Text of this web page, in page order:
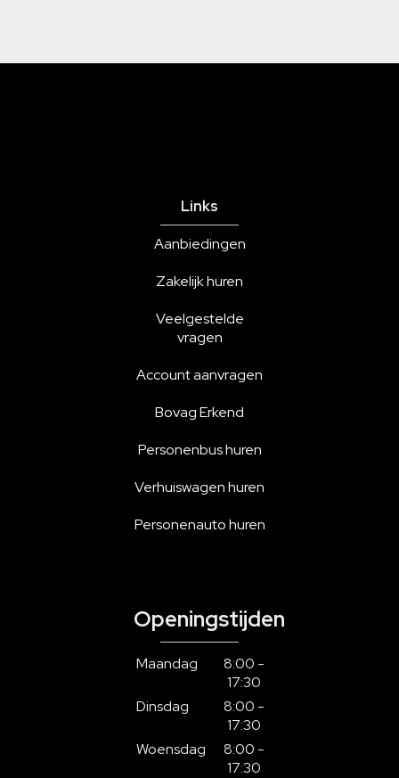
Links
Aanbiedingen
Zakelijk huren
Veelgestelde
vragen
Account aanvragen
Bovag Erkend
Personenbus huren
Verhuiswagen huren
Personenauto huren
Openingstijden
Maandag
8:00 -
17:30
Dinsdag
8:00 -
17:30
Woensdag
8:00 -
17:30